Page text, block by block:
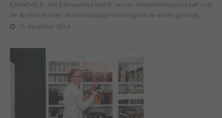
BARNEVELD - Het Barneveldse bedrijf Jansen Gebiedsinnovatie heeft met
de 'Air Root Purifier' de Innovatieprijs Valleiregio in de wacht gesleept.
16 december 2014